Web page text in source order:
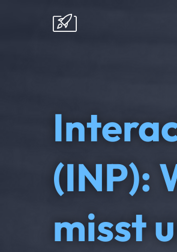
(INP):
misst